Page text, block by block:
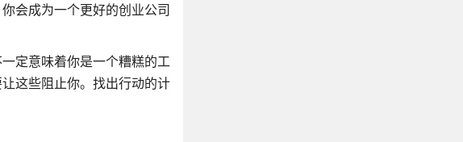
会成为一个更好的创业公司
定意味着你是一个糟糕的工
这些阻止你。找出行动的计